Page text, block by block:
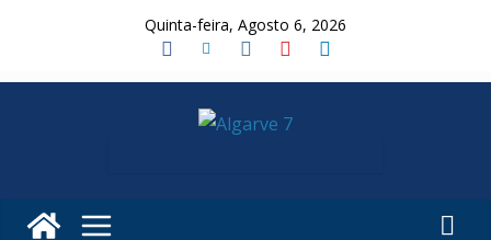
Quinta-feira, Agosto 6, 2026